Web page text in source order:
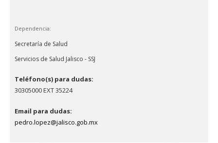
Dependencia:
Secretaría de Salud
Servicios de Salud Jalisco - SSJ
Teléfono(s) para dudas:
30305000 EXT 35224
Email para dudas:
pedro.lopez@jalisco.gob.mx